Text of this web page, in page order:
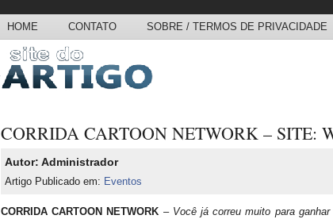
HOME CONTATO SOBRE / TERMOS DE PRIVACIDADE
CORRIDA CARTOON NETWORK – SITE:
Autor: Administrador
Artigo Publicado em: Eventos
CORRIDA CARTOON NETWORK – Você já correu muito para